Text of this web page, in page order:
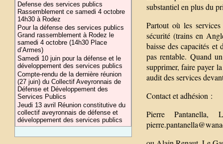
Defense des services publics
Rassemblement ce samedi 4 octobre
14h30 à Rodez
Pour la défense des services publics
Grand rassemblement à Rodez le
samedi 4 octobre (14h30 Place
d’Armes)
Samedi 10 juin pour la défense et le
développement des services publics
Compte-rendu de la dernière réunion
(27 juin) du Collectif Aveyronnais de
Défense et Développement des
Services Publics
Jeudi 13 avril Réunion constitutive du
collectif aveyronnais de défense et
développement des services publics
substantiel en plus du
Partout où les
sécurité (trains en
baisse des capacités et
pas rentable. Quand
supprimer, faire payer
audit des services
Contact et adhésion :
Pierre